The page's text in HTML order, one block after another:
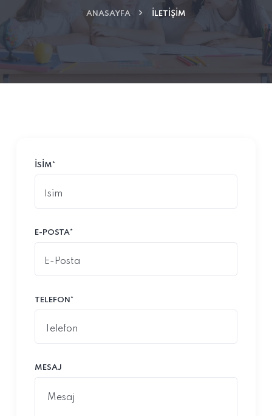
ANASAYFA İLETIŞIM
İSIM*
E-POSTA*
TELEFON*
MESAJ